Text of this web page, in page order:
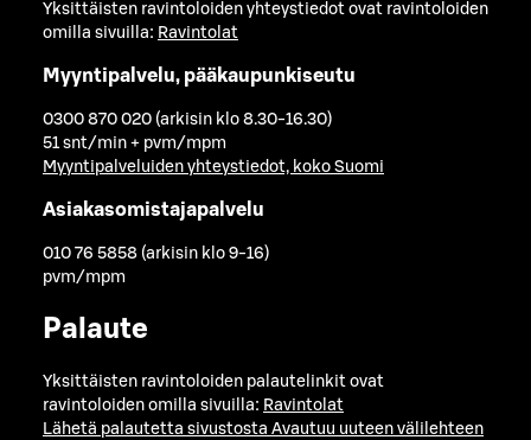
Yksittäisten ravintoloiden yhteystiedot ovat ravintoloiden
omilla sivuilla: Ravintolat
Myyntipalvelu, pääkaupunkiseutu
0300 870 020 (arkisin klo 8.30-16.30)
51 snt/min + pvm/mpm
Myyntipalveluiden yhteystiedot, koko Suomi
Asiakasomistajapalvelu
010 76 5858 (arkisin klo 9-16)
pvm/mpm
Palaute
Yksittäisten ravintoloiden palautelinkit ovat
ravintoloiden omilla sivuilla: Ravintolat
Lähetä palautetta sivustosta Avautuu uuteen välilehteen